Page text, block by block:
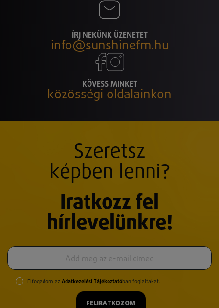
ÍRJ NEKÜNK ÜZENETET
info@sunshinefm.hu
KÖVESS MINKET
közösségi oldalainkon
Szeretsz
képben lenni?
Iratkozz fel
hírlevelünkre!
Elfogadom az Adatkezelési Tájékoztatóban foglaltakat.
FELIRATKOZOM